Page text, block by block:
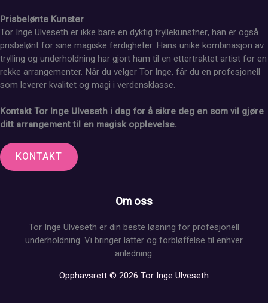
Prisbelønte Kunster
Tor Inge Ulveseth er ikke bare en dyktig tryllekunstner, han er også
prisbelønt for sine magiske ferdigheter. Hans unike kombinasjon av
trylling og underholdning har gjort ham til en ettertraktet artist for en
rekke arrangementer. Når du velger Tor Inge, får du en profesjonell
som leverer kvalitet og magi i verdensklasse.
Kontakt Tor Inge Ulveseth i dag for å sikre deg en som vil gjøre
ditt arrangement til en magisk opplevelse.
KONTAKT
Om oss
Tor Inge Ulveseth er din beste løsning for profesjonell
underholdning. Vi bringer latter og forbløffelse til enhver
anledning.
Opphavsrett © 2026 Tor Inge Ulveseth